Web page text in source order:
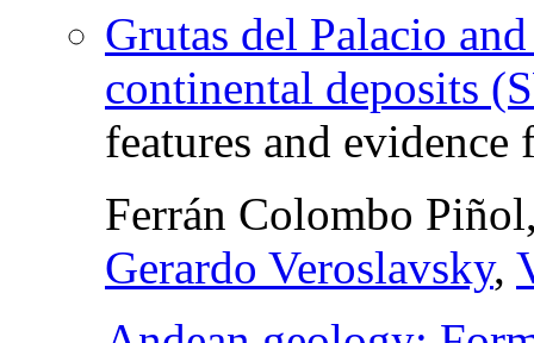
Grutas del Palacio
continental deposits
features and
Ferrán Colombo
Gerardo Veroslavsky,